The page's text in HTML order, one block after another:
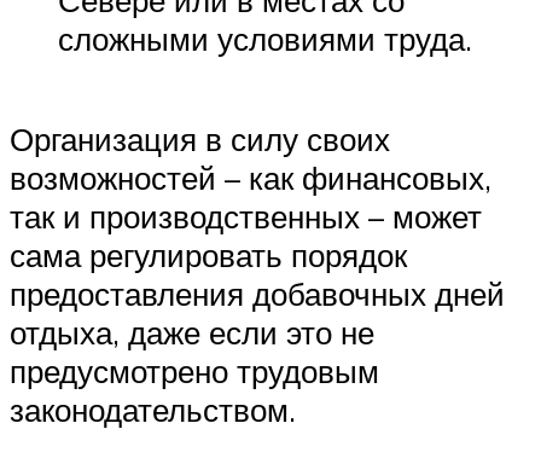
сложными условиями труда.
Организация в силу своих
возможностей – как финансовых,
так и производственных – может
сама регулировать порядок
предоставления добавочных дней
отдыха, даже если это не
предусмотрено трудовым
законодательством.